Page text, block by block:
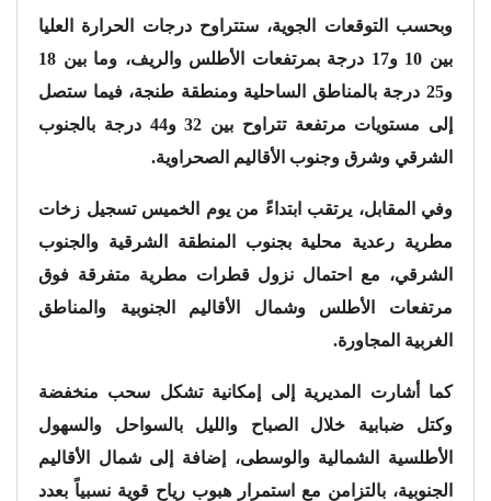
وبحسب التوقعات الجوية، ستتراوح درجات الحرارة العليا
بين 10 و17 درجة بمرتفعات الأطلس والريف، وما بين 18
و25 درجة بالمناطق الساحلية ومنطقة طنجة، فيما ستصل
إلى مستويات مرتفعة تتراوح بين 32 و44 درجة بالجنوب
الشرقي وشرق وجنوب الأقاليم الصحراوية.
وفي المقابل، يرتقب ابتداءً من يوم الخميس تسجيل زخات
مطرية رعدية محلية بجنوب المنطقة الشرقية والجنوب
الشرقي، مع احتمال نزول قطرات مطرية متفرقة فوق
مرتفعات الأطلس وشمال الأقاليم الجنوبية والمناطق
الغربية المجاورة.
كما أشارت المديرية إلى إمكانية تشكل سحب منخفضة
وكتل ضبابية خلال الصباح والليل بالسواحل والسهول
الأطلسية الشمالية والوسطى، إضافة إلى شمال الأقاليم
الجنوبية، بالتزامن مع استمرار هبوب رياح قوية نسبياً بعدد